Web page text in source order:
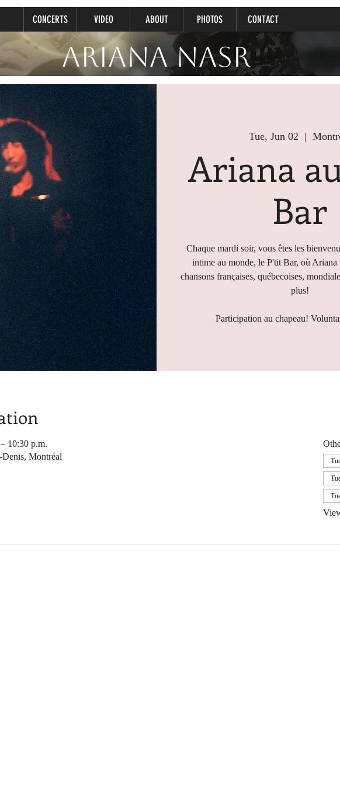
CONCERTS VIDEO ABOUT PHOTOS CONTACT
Ariana Nasr
Tue, Jun 02
  |
Ariana
Bar
Chaque mardi soir, vous êtes les
intime au monde, le P'tit Bar, où Ariana
chansons françaises, québecoises,
plus!
Participation au chapeau!
10:30 p.m.
Montréal